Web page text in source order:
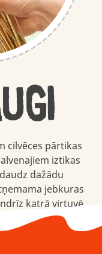
cilvēces pārtikas
iztikas
dažādu
jebkuras
katrā virtuvē.